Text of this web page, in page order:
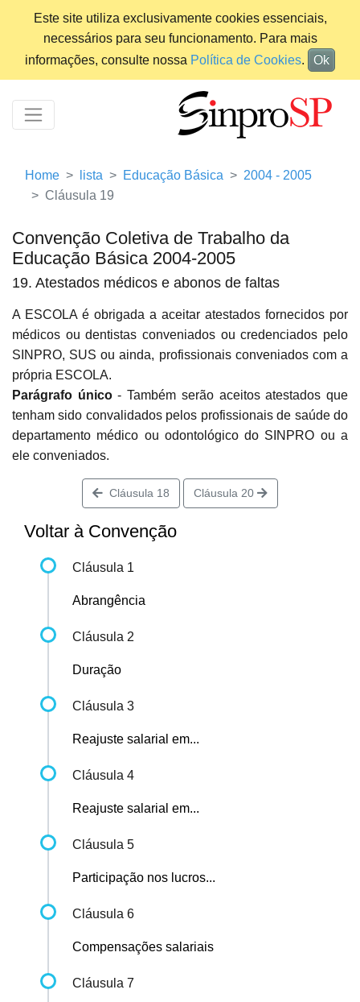
Este site utiliza exclusivamente cookies essenciais,
necessários para seu funcionamento. Para mais
informações, consulte nossa Política de Cookies. Ok
Home lista Educação Básica
2004 - 2005
Cláusula 19
Convenção Coletiva de Trabalho da
Educação Básica 2004-2005
19. Atestados médicos e abonos de faltas
A ESCOLA é obrigada a aceitar atestados fornecidos por
médicos ou dentistas conveniados ou credenciados pelo
SINPRO, SUS ou ainda, profissionais conveniados com a
própria ESCOLA.
Parágrafo único- Também serão aceitos atestados que
tenham sido convalidados pelos profissionais de saúde do
departamento médico ou odontológico do SINPRO ou a
ele conveniados.
Cláusula 18 Cláusula 20
Voltar à Convenção
Cláusula 1
Abrangência
Cláusula 2
Duração
Cláusula 3
Reajuste salarial em...
Cláusula 4
Reajuste salarial em...
Cláusula 5
Participação nos lucros...
Cláusula 6
Compensações salariais
Cláusula 7